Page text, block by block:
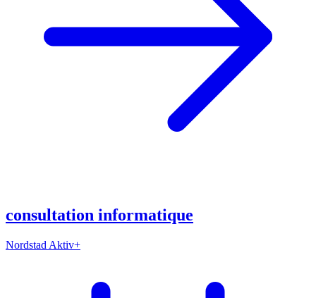
consultation informatique
Nordstad Aktiv+